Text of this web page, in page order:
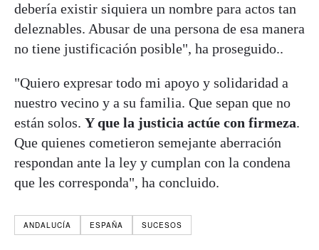
debería existir siquiera un nombre para actos tan
deleznables. Abusar de una persona de esa manera
no tiene justificación posible", ha proseguido..
"Quiero expresar todo mi apoyo y solidaridad a
nuestro vecino y a su familia. Que sepan que no
están solos. Y que la justicia actúe con firmeza.
Que quienes cometieron semejante aberración
respondan ante la ley y cumplan con la condena
que les corresponda", ha concluido.
ANDALUCÍA ESPAÑA SUCESOS